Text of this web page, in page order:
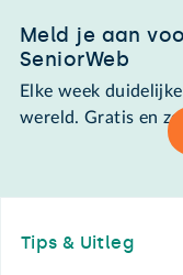
Meld je aan
SeniorWeb
Elke week
wereld. Gratis en
Tips & Uitleg